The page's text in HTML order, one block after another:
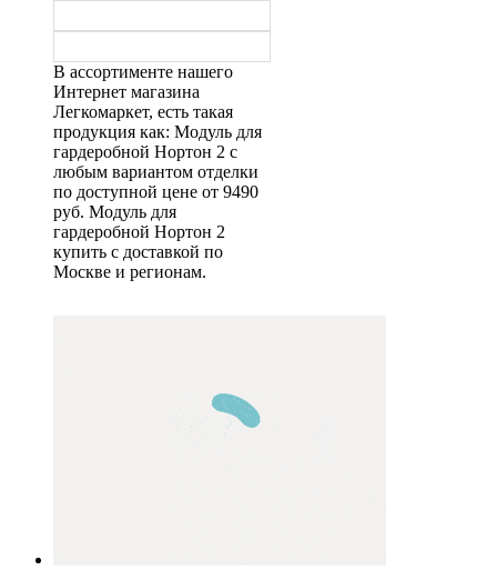
В ассортименте нашего
Интернет магазина
Легкомаркет, есть такая
продукция как: Модуль для
гардеробной Нортон 2 с
любым вариантом отделки
по доступной цене от 9490
руб. Модуль для
гардеробной Нортон 2
купить с доставкой по
Москве и регионам.